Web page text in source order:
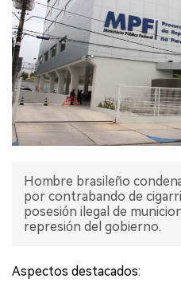
DATOS
EXPOSICIÓN
ENTREVISTA
Hombre brasileño
por contrabando de
posesión ilegal de
represión del gobierno.
Aspectos destacados: